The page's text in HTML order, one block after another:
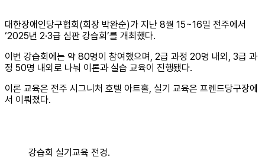
대한장애인당구협회(회장 박완순)가 지난 8월 15~16일 전주에서
‘2025년 2·3급 심판 강습회’를 개최했다.
이번 강습회에는 약 80명이 참여했으며, 2급 과정 20명 내외, 3급 과
정 50명 내외로 나눠 이론과 실습 교육이 진행됐다.
이론 교육은 전주 시그니처 호텔 아트홀, 실기 교육은 프렌드당구장에
서 이뤄졌다.
강습회 실기교육 전경.